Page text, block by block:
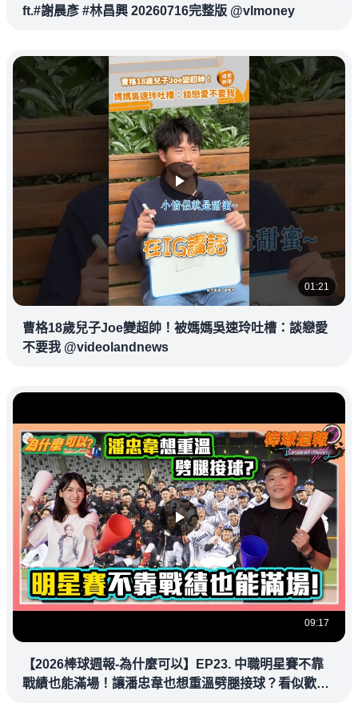
ft.#謝晨彥 #林昌興 20260716完整版 @vlmoney
01:21
曹格18歲兒子Joe變超帥！被媽媽吳速玲吐槽：談戀愛
不要我 @videolandnews
09:17
【2026棒球週報-為什麼可以】EP23. 中職明星賽不靠
戰績也能滿場！讓潘忠韋也想重溫劈腿接球？看似歡樂